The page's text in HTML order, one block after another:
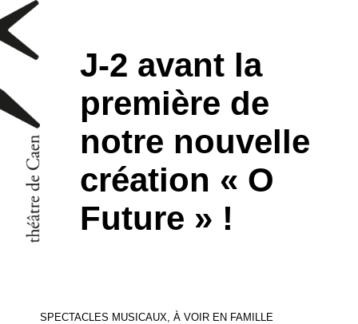
J-2 avant la
première de
notre nouvelle
création « O
Future » !
SPECTACLES MUSICAUX, À VOIR EN FAMILLE